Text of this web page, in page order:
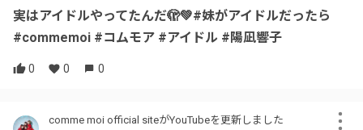
実はアイドルやってたんだ🫣💚#妹がアイドルだったら
#commemoi #コムモア #アイドル #陽凪響子
0 0 0
comme moi official siteがYouTubeを更新しました